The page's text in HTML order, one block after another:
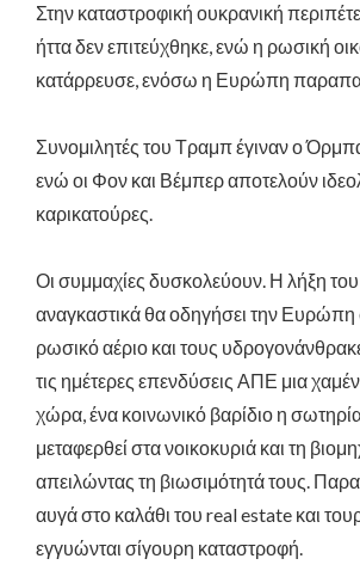
Στην καταστροφική ουκρανική
ήττα δεν επιτεύχθηκε, ενώ η ρωσική
κατάρρευσε, ενόσω η Ευρώπη
Συνομιλητές του Τραμπ έγιναν ο
ενώ οι Φον και Βέμπερ αποτελούν
καρικατούρες.
Οι συμμαχίες δυσκολεύουν. Η λήξη
αναγκαστικά θα οδηγήσει την
ρωσικό αέριο και τους
τις ημέτερες επενδύσεις ΑΠΕ μια
χώρα, ένα κοινωνικό βαρίδιο η
μεταφερθεί στα νοικοκυριά και τη
απειλώντας τη βιωσιμότητά τους.
αυγά στο καλάθι του real estate και
εγγυώνται σίγουρη καταστροφή.